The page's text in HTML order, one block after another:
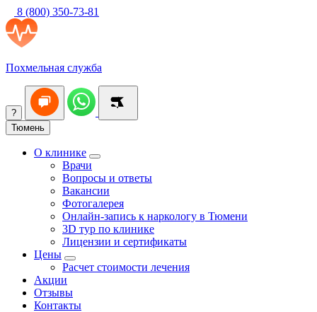
8 (800) 350-73-81
Похмельная служба
?
Тюмень
О клинике
Врачи
Вопросы и ответы
Вакансии
Фотогалерея
Онлайн-запись к наркологу в Тюмени
3D тур по клинике
Лицензии и сертификаты
Цены
Расчет стоимости лечения
Акции
Отзывы
Контакты